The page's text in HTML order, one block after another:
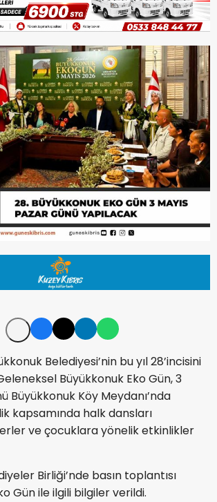
Belediyesi’nin bu yıl 28’incisini
Büyükkonuk Eko Gün, 3
Büyükkonuk Köy Meydanı’nda
kapsamında halk dansları
ve çocuklara yönelik etkinlikler
Birliği’nde basın toplantısı
Gün ile ilgili bilgiler verildi.